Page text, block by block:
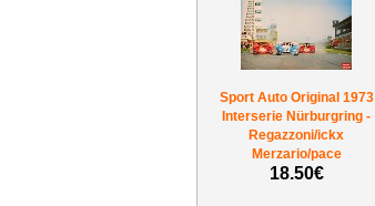
Sport Auto Original 1973
Interserie Nürburgring -
Regazzoni/ickx
Merzario/pace
18.50€